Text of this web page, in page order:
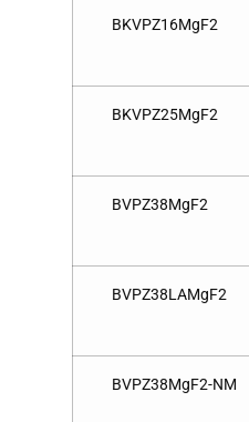
BKVPZ16MgF2
BKVPZ25MgF2
BVPZ38MgF2
BVPZ38LAMgF2
BVPZ38MgF2-NM